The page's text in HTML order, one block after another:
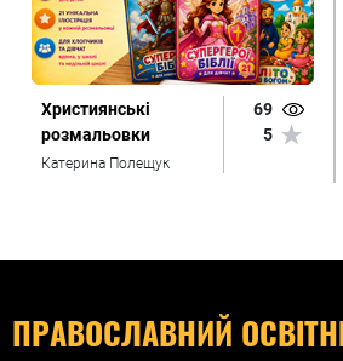
Християнські
розмальовки
Катерина Полещук
69
5
ПРАВОСЛАВНИЙ